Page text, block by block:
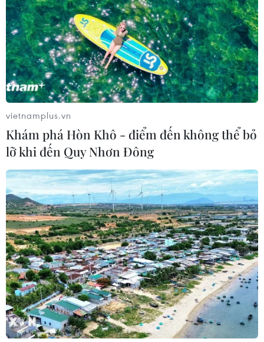
vietnamplus.vn
Khám phá Hòn Khô - điểm đến không thể bỏ
lỡ khi đến Quy Nhơn Đông